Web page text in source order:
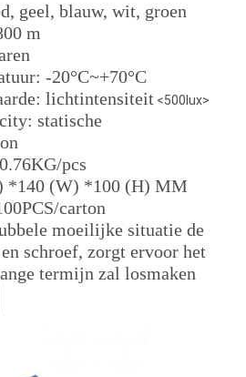
geel, blauw, wit, groen
m
-20°C~+70°C
lichtintensiteit<500lux>
statische
pcs
*140 (W) *100 (H) MM
carton
moeilijke situatie de
schroef, zorgt ervoor het
termijn zal losmaken